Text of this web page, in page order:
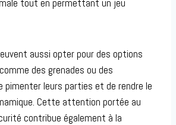
tout en permettant un jeu
aussi opter pour des options
des grenades ou des
pimenter leurs parties et de rendre le
Cette attention portée au
contribue également à la